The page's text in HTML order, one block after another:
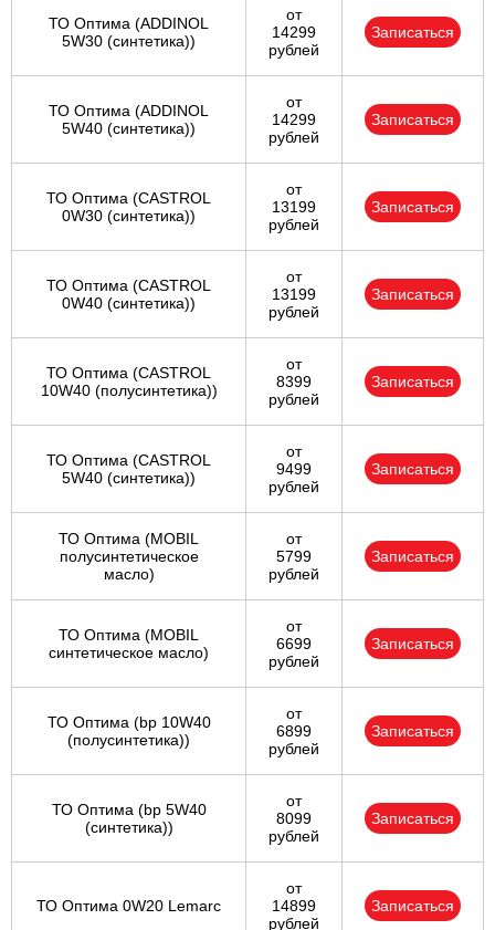
ТО Оптима (ADDINOL
5W30 (синтетика))
от
14299
рублей
Записаться
ТО Оптима (ADDINOL
5W40 (синтетика))
от
14299
рублей
Записаться
ТО Оптима (CASTROL
0W30 (синтетика))
от
13199
рублей
Записаться
ТО Оптима (CASTROL
0W40 (синтетика))
от
13199
рублей
Записаться
ТО Оптима (CASTROL
10W40 (полусинтетика))
от
8399
рублей
Записаться
ТО Оптима (CASTROL
5W40 (синтетика))
от
9499
рублей
Записаться
ТО Оптима (MOBIL
полусинтетическое
масло)
от
5799
рублей
Записаться
ТО Оптима (MOBIL
синтетическое масло)
от
6699
рублей
Записаться
ТО Оптима (bp 10W40
(полусинтетика))
от
6899
рублей
Записаться
ТО Оптима (bp 5W40
(синтетика))
от
8099
рублей
Записаться
ТО Оптима 0W20 Lemarc
от
14899
рублей
Записаться